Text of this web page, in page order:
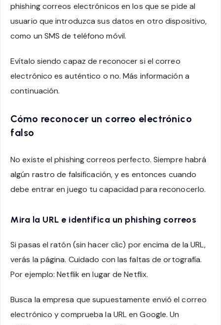
phishing correos electrónicos en los que se pide al
usuario que introduzca sus datos en otro dispositivo,
como un SMS de teléfono móvil.
Evítalo siendo capaz de reconocer si el correo
electrónico es auténtico o no. Más información a
continuación.
Cómo reconocer un correo electrónico
falso
No existe el phishing correos perfecto. Siempre habrá
algún rastro de falsificación, y es entonces cuando
debe entrar en juego tu capacidad para reconocerlo.
Mira la URL e identifica un phishing correos
Si pasas el ratón (sin hacer clic) por encima de la URL,
verás la página. Cuidado con las faltas de ortografía.
Por ejemplo: Netflik en lugar de Netflix.
Busca la empresa que supuestamente envió el correo
electrónico y comprueba la URL en Google. Un